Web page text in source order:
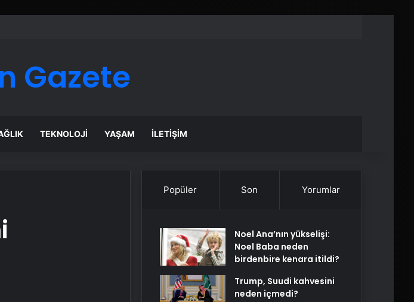
Gazete
TEKNOLOJI YAŞAM İLETIŞIM
Popüler Son Yorumlar
Noel Ana’nın yükselişi:
Noel Baba neden
birdenbire kenara itildi?
Trump, Suudi kahvesini
neden içmedi?